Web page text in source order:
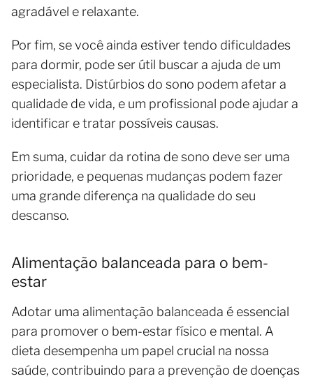
agradável e relaxante.
Por fim, se você ainda estiver tendo dificuldades
para dormir, pode ser útil buscar a ajuda de um
especialista. Distúrbios do sono podem afetar a
qualidade de vida, e um profissional pode ajudar a
identificar e tratar possíveis causas.
Em suma, cuidar da rotina de sono deve ser uma
prioridade, e pequenas mudanças podem fazer
uma grande diferença na qualidade do seu
descanso.
Alimentação balanceada para o bem-
estar
Adotar uma alimentação balanceada é essencial
para promover o bem-estar físico e mental. A
dieta desempenha um papel crucial na nossa
saúde, contribuindo para a prevenção de doenças